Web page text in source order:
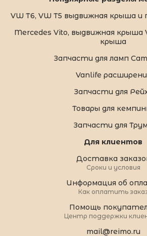
VW T6, VW T5 выдвижная крыша
Mercedes Vito, выдвижная крыша
крыша
Запчасти для ламп
Vanlife
Запчасти для
Товары для
Запчасти для
Для клиентов
Доставка
Сроки и условия
Информация об
Как оплатить
Помощь
Центр поддержки
mail@reimo.ru